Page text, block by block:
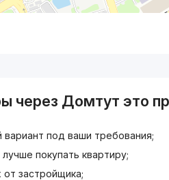
через Домтут это
под ваши требования;
покупать квартиру;
застройщика;